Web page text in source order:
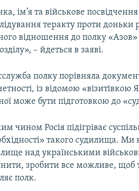
ім’я та військове
теракту проти доньки
відношення до полку
– йдеться в заяві.
полку порівняла
із відомою
може бути підготовкою до
чином Росія підігріває
такого судилища.
над українськими
зробити все можливе, щоб
полк.